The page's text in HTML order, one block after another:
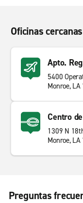
Oficinas cercanas
Apto.
5400
Monroe,
Centro
1309 N
Monroe, LA
Preguntas